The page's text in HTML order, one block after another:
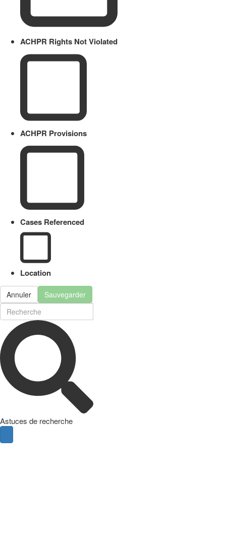
ACHPR Rights Not Violated
ACHPR Provisions
Cases Referenced
Location
Annuler Sauvegarder
Astuces de recherche